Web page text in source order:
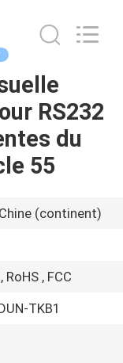
RS232
du
55
(continent)
RoHS , FCC
TKB1